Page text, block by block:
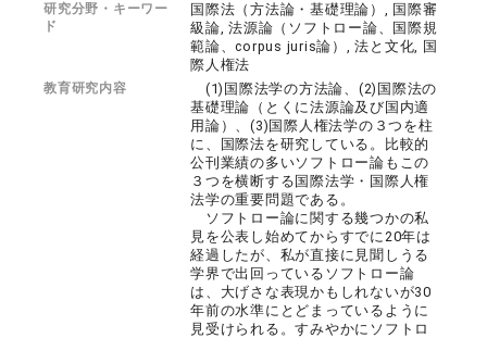
研究分野・キーワー
ド
国際法（方法論・基礎理論）, 国際審
級論, 法源論（ソフトロー論、国際規
範論、corpus juris論）, 法と文化, 国
際人権法
教育研究内容
(1)国際法学の方法論、(2)国際法の
基礎理論（とくに法源論及び国内適
用論）、(3)国際人権法学の３つを柱
に、国際法を研究している。比較的
公刊業績の多いソフトロー論もこの
３つを横断する国際法学・国際人権
法学の重要問題である。
ソフトロー論に関する幾つかの私
見を公表し始めてからすでに20年は
経過したが、私が直接に見聞しうる
学界で出回っているソフトロー論
は、大げさな表現かもしれないが30
年前の水準にとどまっているように
見受けられる。すみやかにソフトロ